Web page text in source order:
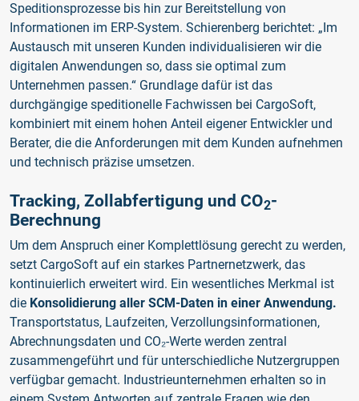
Speditionsprozesse bis hin zur Bereitstellung von
Informationen im ERP-System. Schierenberg berichtet: „Im
Austausch mit unseren Kunden individualisieren wir die
digitalen Anwendungen so, dass sie optimal zum
Unternehmen passen.“ Grundlage dafür ist das
durchgängige speditionelle Fachwissen bei CargoSoft,
kombiniert mit einem hohen Anteil eigener Entwickler und
Berater, die die Anforderungen mit dem Kunden aufnehmen
und technisch präzise umsetzen.
Tracking, Zollabfertigung und CO2-
Berechnung
Um dem Anspruch einer Komplettlösung gerecht zu werden,
setzt CargoSoft auf ein starkes Partnernetzwerk, das
kontinuierlich erweitert wird. Ein wesentliches Merkmal ist
die Konsolidierung aller SCM-Daten in einer Anwendung.
Transportstatus, Laufzeiten, Verzollungsinformationen,
Abrechnungsdaten und CO₂-Werte werden zentral
zusammengeführt und für unterschiedliche Nutzergruppen
verfügbar gemacht. Industrieunternehmen erhalten so in